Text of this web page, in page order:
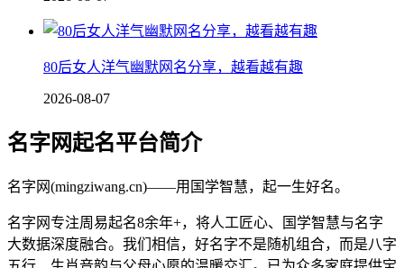
80后女人洋气幽默网名分享，越看越有趣
2026-08-07
名字网起名平台简介
名字网(mingziwang.cn)——用国学智慧，起一生好名。
名字网专注周易起名8余年+，将人工匠心、国学智慧与名字
大数据深度融合。我们相信，好名字不是随机组合，而是八字